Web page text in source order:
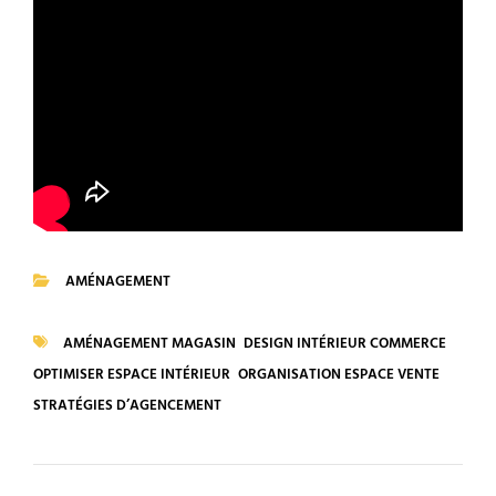
AMÉNAGEMENT
TAGS
AMÉNAGEMENT MAGASIN DESIGN INTÉRIEUR COMMERCE
OPTIMISER ESPACE INTÉRIEUR ORGANISATION ESPACE VENTE
STRATÉGIES D’AGENCEMENT